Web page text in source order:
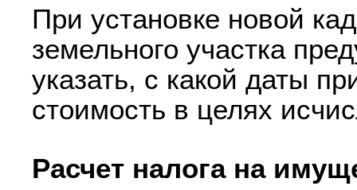
При установке новой
земельного участка
указать, с какой даты
стоимость в целях
Расчет налога на